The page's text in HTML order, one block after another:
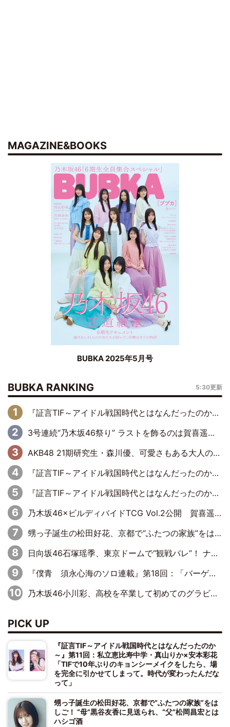
MAGAZINE&BOOKS
BUBKA 2025年5月号
BUBKA RANKING 5:30更新
『証言TIF～アイドル戦国時代とはなんだったのか～』第6回：でんぱ組.inc・古川未鈴×相沢梨紗「『ハロプロやりたかったな』って言ったら、夢眠ねむさんに『てめえはでんぱ組．incなんだよ！』って肩パンされて(笑)」
3号連続“乃木坂46祭り” ラストを飾るのは賀喜遥香…5年ぶりの登場に「5年分大人になった私を見ていただけたら」
AKB48 21期研究生・森川優、可愛さもある大人の女性に
『証言TIF～アイドル戦国時代とはなんだったのか～』第11回：私立恵比寿中学・真山りか×安本彩花「TIFで10年ぶりのキョンシーメイクをしたら、場を完全に引かせてしまって。時代が変わったんだなって」
『証言TIF～アイドル戦国時代とはなんだったのか～』第10回：さくら学院・武藤彩未×飯田らうら「正直、中3で辞めるというのを信じてなくて。そう言われてはいたけど、嘘でしょって」
乃木坂46×ビルディバイドTCG Vol.2公開 賀喜遥香＆田村真佑が『京まふ』ステージに登壇
甥っ子誕生の松田好花、京都で“ふたつの家族”をはしご！ “母”黒谷友香に見送られ、“父”松岡昌宏とはハシゴ酒
日向坂46石塚瑶季、東京ドームで“観戦バレ”！ ナイツ・塙も認めた「巨人に詳しすぎるアイドル」は元VENUSスクール生で杉内コーチ推し⁉
『僕青 須永心海のソロ連載』第18回：「バーゲンセールハンターみうな inしまむら」編
乃木坂46小川彩、高校を卒業して初めてのグラビア「大人になった感じがしました(笑)」
PICK UP
『証言TIF～アイドル戦国時代とはなんだったのか
～』第11回：私立恵比寿中学・真山りか×安本彩花
「TIFで10年ぶりのキョンシーメイクをしたら、場
を完全に引かせてしまって。時代が変わったんだな
って」
甥っ子誕生の松田好花、京都で“ふたつの家族”をは
しご！ “母”黒谷友香に見送られ、“父”松岡昌宏とは
ハシゴ酒